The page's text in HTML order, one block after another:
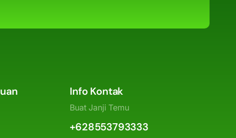
Info Kontak
Buat Janji Temu
+628553793333